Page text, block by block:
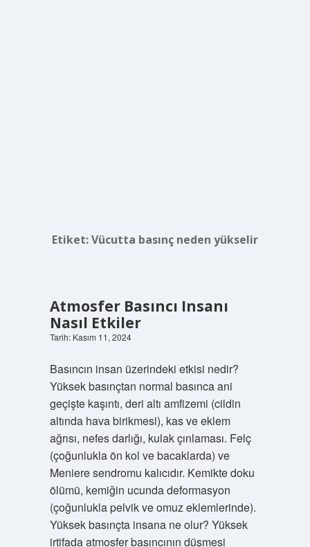
Etiket:Vücutta basınç neden yükselir
Atmosfer Basıncı Insanı
Nasıl Etkiler
Tarih: Kasım 11, 2024
Basıncın insan üzerindeki etkisi nedir?
Yüksek basınçtan normal basınca ani
geçişte kaşıntı, deri altı amfizemi (cildin
altında hava birikmesi), kas ve eklem
ağrısı, nefes darlığı, kulak çınlaması. Felç
(çoğunlukla ön kol ve bacaklarda) ve
Meniere sendromu kalıcıdır. Kemikte doku
ölümü, kemiğin ucunda deformasyon
(çoğunlukla pelvik ve omuz eklemlerinde).
Yüksek basınçta insana ne olur? Yüksek
irtifada atmosfer basıncının düşmesi